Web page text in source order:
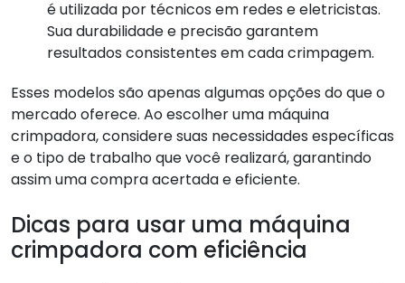
é utilizada por técnicos em redes e eletricistas.
Sua durabilidade e precisão garantem
resultados consistentes em cada crimpagem.
Esses modelos são apenas algumas opções do que o
mercado oferece. Ao escolher uma máquina
crimpadora, considere suas necessidades específicas
e o tipo de trabalho que você realizará, garantindo
assim uma compra acertada e eficiente.
Dicas para usar uma máquina
crimpadora com eficiência